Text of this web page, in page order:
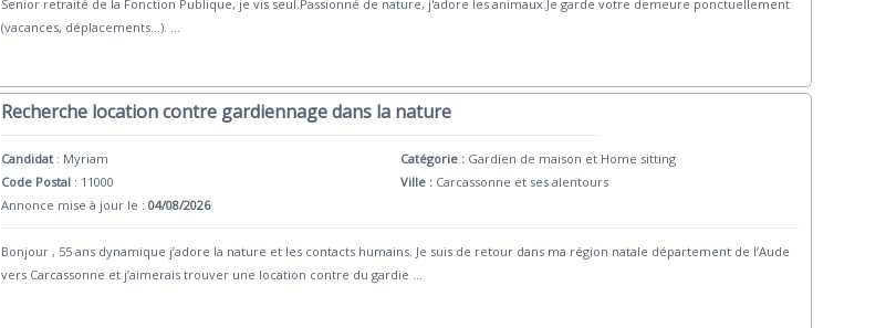
Senior retraité de la Fonction Publique, je vis seul.Passionné de nature, j'adore les animaux.Je garde votre demeure ponctuellement
(vacances, déplacements...).
Recherche location contre gardiennage dans la nature
Candidat : Myriam
Code Postal : 11000
Annonce mise à jour le :04/08/2026
Catégorie : Gardien de maison et Home sitting
Ville : Carcassonne et ses alentours
Bonjour , 55 ans dynamique j’adore la nature et les contacts humains. Je suis de retour dans ma région natale département de l’Aude
vers Carcassonne et j’aimerais trouver une location contre du gardie